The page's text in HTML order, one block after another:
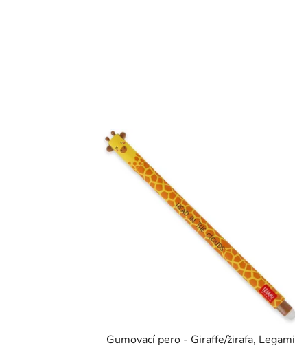
Gumovací pero - Giraffe/žirafa, Legami